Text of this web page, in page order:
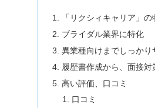
「リクシィキャリア」
ブライダル業界に特化
異業種向けまでしっかり
履歴書作成から、面接対
高い評価、口コミ
口コミ